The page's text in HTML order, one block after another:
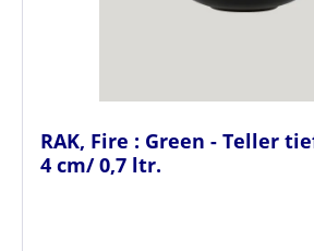
RAK, Fire : Green - Teller
4 cm/ 0,7 ltr.